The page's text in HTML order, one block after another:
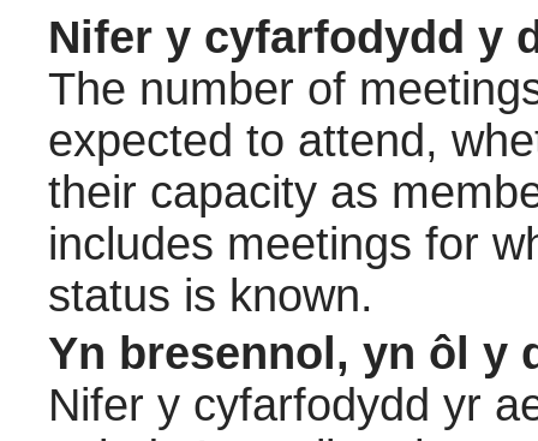
Nifer y cyfarfodydd y
The number of
expected to attend,
their capacity as
includes meetings for
status is known.
Yn bresennol, yn ôl y
Nifer y cyfarfodydd yr